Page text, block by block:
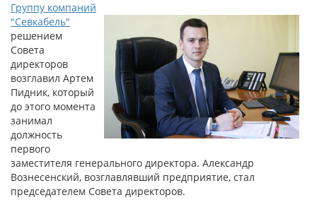
Группу компаний
"Севкабель"
решением
Совета
директоров
возглавил Артем
Пидник, который
до этого момента
занимал
должность
первого
заместителя генерального директора. Александр
Вознесенский, возглавлявший предприятие, стал
председателем Совета директоров.